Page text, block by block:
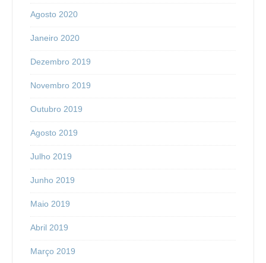
Agosto 2020
Janeiro 2020
Dezembro 2019
Novembro 2019
Outubro 2019
Agosto 2019
Julho 2019
Junho 2019
Maio 2019
Abril 2019
Março 2019